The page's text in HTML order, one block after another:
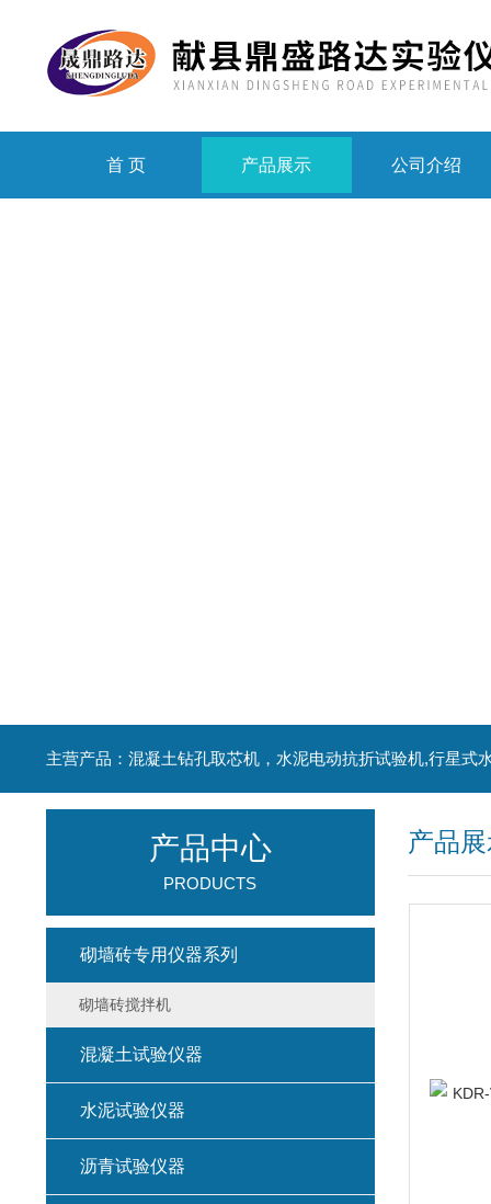
首 页 产品展示 公司介绍
产品
产品中心
PRODUCTS
砌墙砖专用仪器系列
砌墙砖搅拌机
混凝土试验仪器
水泥试验仪器
沥青试验仪器